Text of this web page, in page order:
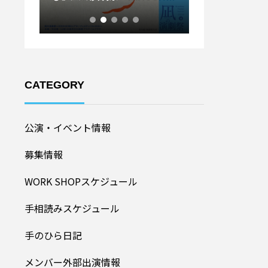
CATEGORY
公演・イベント情報
募集情報
WORK SHOPスケジュール
手相読みスケジュール
手のひら日記
メンバー外部出演情報